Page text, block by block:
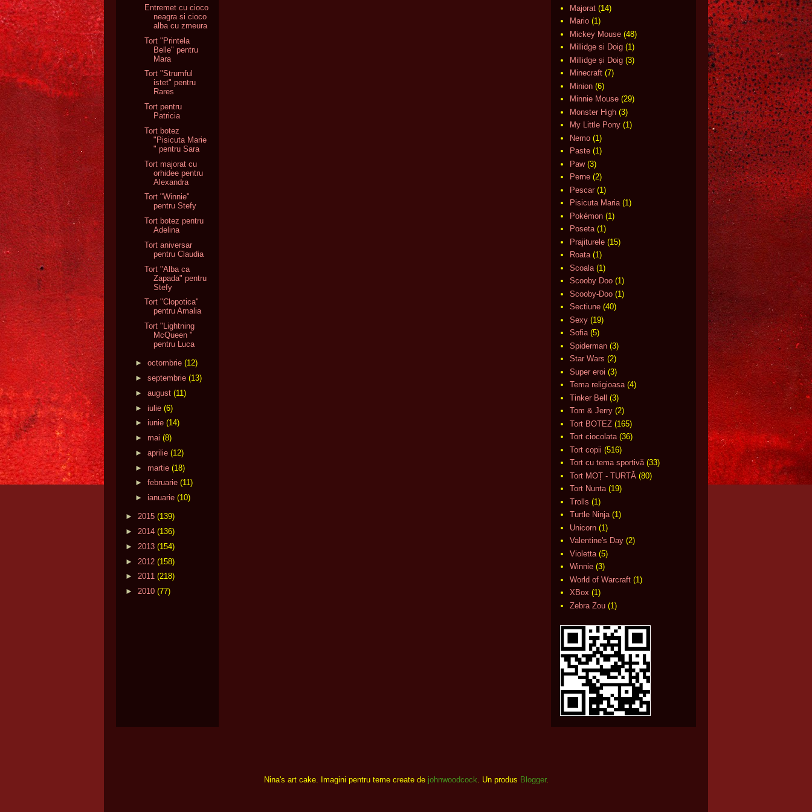
Entremet cu cioco
neagra si cioco
alba cu zmeura
Tort "Printela
Belle" pentru
Mara
Tort "Strumful
istet" pentru
Rares
Tort pentru
Patricia
Tort botez
"Pisicuta Marie
" pentru Sara
Tort majorat cu
orhidee pentru
Alexandra
Tort "Winnie"
pentru Stefy
Tort botez pentru
Adelina
Tort aniversar
pentru Claudia
Tort "Alba ca
Zapada" pentru
Stefy
Tort "Clopotica"
pentru Amalia
Tort "Lightning
McQueen "
pentru Luca
► octombrie (12)
► septembrie (13)
► august (11)
► iulie (6)
► iunie (14)
► mai (8)
► aprilie (12)
► martie (18)
► februarie (11)
► ianuarie (10)
► 2015 (139)
► 2014 (136)
► 2013 (154)
► 2012 (158)
► 2011 (218)
► 2010 (77)
Majorat (14)
Mario (1)
Mickey Mouse (48)
Millidge si Doig (1)
Millidge și Doig (3)
Minecraft (7)
Minion (6)
Minnie Mouse (29)
Monster High (3)
My Little Pony (1)
Nemo (1)
Paste (1)
Paw (3)
Perne (2)
Pescar (1)
Pisicuta Maria (1)
Pokémon (1)
Poseta (1)
Prajiturele (15)
Roata (1)
Scoala (1)
Scooby Doo (1)
Scooby-Doo (1)
Sectiune (40)
Sexy (19)
Sofia (5)
Spiderman (3)
Star Wars (2)
Super eroi (3)
Tema religioasa (4)
Tinker Bell
(3)
Tom & Jerry (2)
Tort BOTEZ (165)
Tort ciocolata (36)
Tort copii (516)
Tort cu tema sportivă (33)
Tort MOȚ - TURTĂ (80)
Tort Nunta (19)
Trolls (1)
Turtle Ninja (1)
Unicorn (1)
Valentine's Day (2)
Violetta (5)
Winnie (3)
World of Warcraft (1)
XBox (1)
Zebra Zou (1)
Nina's art cake. Imagini pentru teme create de johnwoodcock. Un produs Blogger.